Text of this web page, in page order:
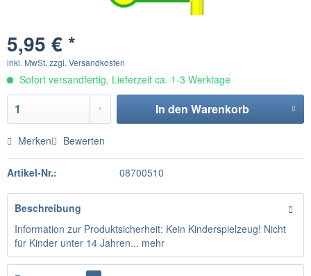
5,95 € *
inkl. MwSt. zzgl. Versandkosten
Sofort versandfertig, Lieferzeit ca. 1-3 Werktage
In den Warenkorb
Merken Bewerten
Artikel-Nr.: 08700510
Beschreibung
Information zur Produktsicherheit: Kein Kinderspielzeug! Nicht
für Kinder unter 14 Jahren... mehr